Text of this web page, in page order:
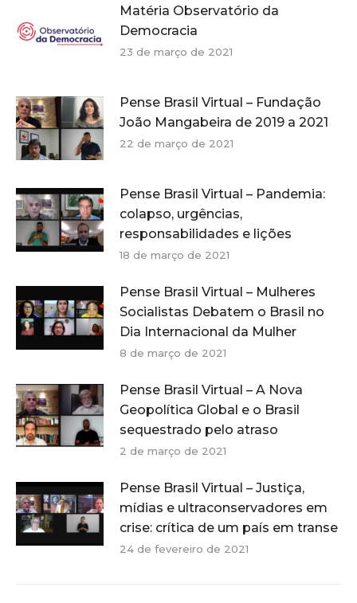
Matéria Observatório da
Democracia
23 de março de 2021
Pense Brasil Virtual – Fundação
João Mangabeira de 2019 a 2021
22 de março de 2021
Pense Brasil Virtual – Pandemia:
colapso, urgências,
responsabilidades e lições
18 de março de 2021
Pense Brasil Virtual – Mulheres
Socialistas Debatem o Brasil no
Dia Internacional da Mulher
8 de março de 2021
Pense Brasil Virtual – A Nova
Geopolítica Global e o Brasil
sequestrado pelo atraso
2 de março de 2021
Pense Brasil Virtual – Justiça,
mídias e ultraconservadores em
crise: crítica de um país em transe
24 de fevereiro de 2021